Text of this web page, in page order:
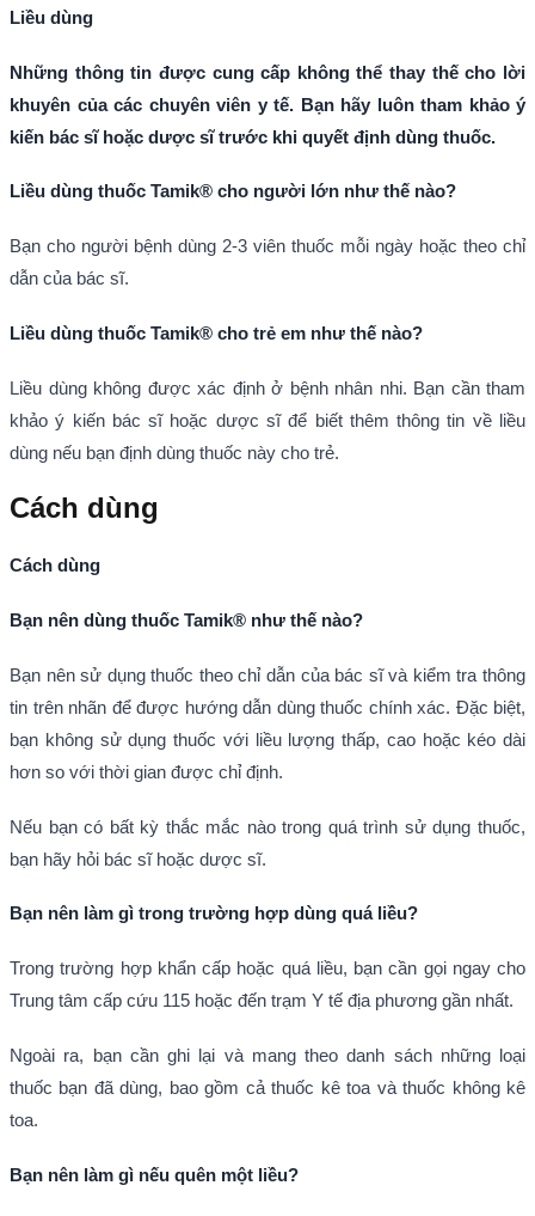
Liều dùng
Những thông tin được cung cấp không thể thay thế cho lời
khuyên của các chuyên viên y tế. Bạn hãy luôn tham khảo ý
kiến bác sĩ hoặc dược sĩ trước khi quyết định dùng thuốc.
Liều dùng thuốc Tamik® cho người lớn như thế nào?
Bạn cho người bệnh dùng 2-3 viên thuốc mỗi ngày hoặc theo chỉ
dẫn của bác sĩ.
Liều dùng thuốc Tamik® cho trẻ em như thế nào?
Liều dùng không được xác định ở bệnh nhân nhi. Bạn cần tham
khảo ý kiến bác sĩ hoặc dược sĩ để biết thêm thông tin về liều
dùng nếu bạn định dùng thuốc này cho trẻ.
Cách dùng
Cách dùng
Bạn nên dùng thuốc Tamik® như thế nào?
Bạn nên sử dụng thuốc theo chỉ dẫn của bác sĩ và kiểm tra thông
tin trên nhãn để được hướng dẫn dùng thuốc chính xác. Đặc biệt,
bạn không sử dụng thuốc với liều lượng thấp, cao hoặc kéo dài
hơn so với thời gian được chỉ định.
Nếu bạn có bất kỳ thắc mắc nào trong quá trình sử dụng thuốc,
bạn hãy hỏi bác sĩ hoặc dược sĩ.
Bạn nên làm gì trong trường hợp dùng quá liều?
Trong trường hợp khẩn cấp hoặc quá liều, bạn cần gọi ngay cho
Trung tâm cấp cứu 115 hoặc đến trạm Y tế địa phương gần nhất.
Ngoài ra, bạn cần ghi lại và mang theo danh sách những loại
thuốc bạn đã dùng, bao gồm cả thuốc kê toa và thuốc không kê
toa.
Bạn nên làm gì nếu quên một liều?